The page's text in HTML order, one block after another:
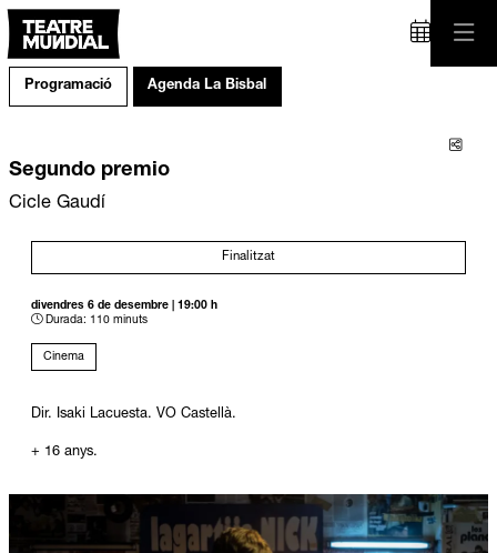
Programació Agenda La Bisbal
Segundo premio
Cicle Gaudí
Finalitzat
divendres 6 de desembre
19:00 h
Durada: 110 minuts
Cinema
Dir. Isaki Lacuesta. VO Castellà.
+ 16 anys.